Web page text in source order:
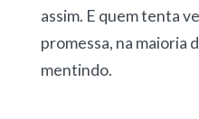
assim. E quem tenta
promessa, na maioria
mentindo.